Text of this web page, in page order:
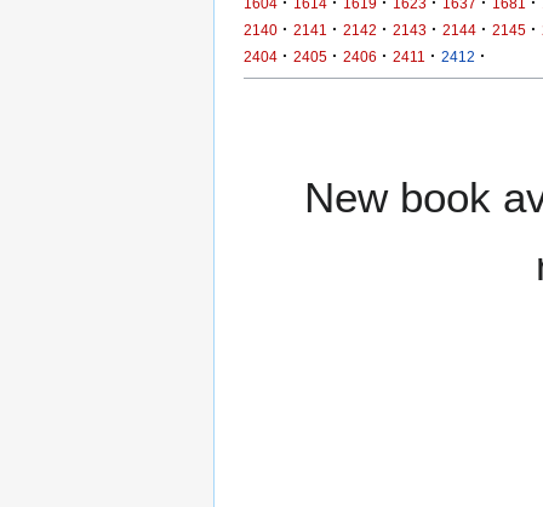
2140 · 2141 · 2142 · 2143 · 2144 · 2145 ·
2404 · 2405 · 2406 · 2411 · 2412 ·
New book